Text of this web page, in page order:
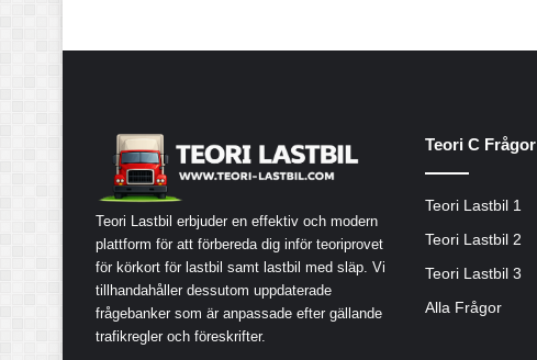
Teori Lastbil erbjuder en effektiv och modern
plattform för att förbereda dig inför teoriprovet
för körkort för lastbil samt lastbil med släp. Vi
tillhandahåller dessutom uppdaterade
frågebanker som är anpassade efter gällande
trafikregler och föreskrifter.
Teori C Frågor
Teori Lastbil 1
Teori Lastbil 2
Teori Lastbil 3
Alla Frågor